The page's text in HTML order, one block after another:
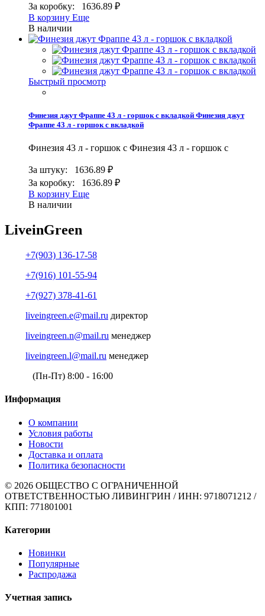
За коробку:
1636.89 ₽
В корзину Еще
В наличии
Быстрый просмотр
Финезия джут Фраппе 43 л - горшок с вкладкой Финезия джут
Фраппе 43 л - горшок с вкладкой
Финезия 43 л - горшок с Финезия 43 л - горшок с
За штуку:
1636.89 ₽
За коробку:
1636.89 ₽
В корзину Еще
В наличии
LiveinGreen
+7(903) 136-17-58
+7(916) 101-55-94
+7(927) 378-41-61
liveingreen.e@mail.ru директор
liveingreen.n@mail.ru менеджер
liveingreen.l@mail.ru менеджер
(Пн-Пт) 8:00 - 16:00
Информация
О компании
Условия работы
Новости
Доставка и оплата
Политика безопасности
© 2026 ОБЩЕСТВО С ОГРАНИЧЕННОЙ
ОТВЕТСТВЕННОСТЬЮ ЛИВИНГРИН / ИНН: 9718071212 /
КПП: 771801001
Категории
Новинки
Популярные
Распродажа
Учетная запись